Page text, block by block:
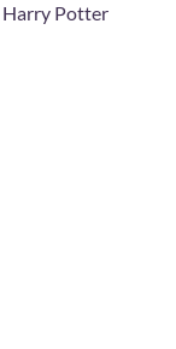
Harry Potter